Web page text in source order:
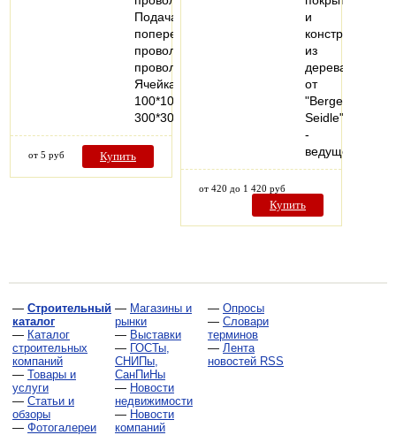
Подача
поперечной
проволокиПрерывные
проволоки
Ячейка
100*100-
300*300…
от 5 руб Купить
и
конструкций
из
дерева
от
"Berger-
Seidle"
-
ведущего…
от 420 до 1 420 руб
Купить
— Строительный
каталог
— Каталог
строительных
компаний
— Товары и
услуги
— Статьи и
обзоры
— Фотогалереи
— Магазины и
рынки
— Выставки
— ГОСТы,
СНИПы,
СанПиНы
— Новости
недвижимости
— Новости
компаний
— Опросы
— Словари
терминов
— Лента
новостей RSS